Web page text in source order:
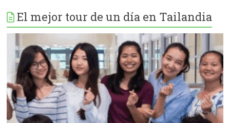
El mejor tour de un día en Tailandia